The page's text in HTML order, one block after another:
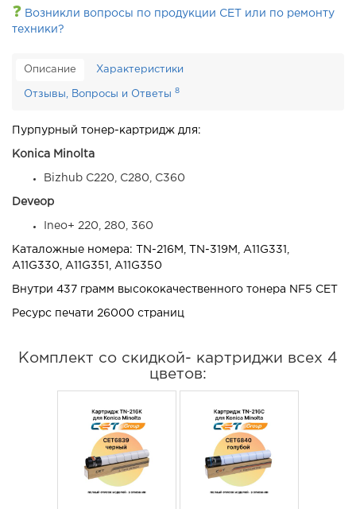
❓ Возникли вопросы по продукции CET или по ремонту
техники?
Описание Характеристики
Отзывы, Вопросы и Ответы 8
Пурпурный тонер-картридж для:
Konica Minolta
Bizhub C220, C280, C360
Deveop
Ineo+ 220, 280, 360
Каталожные номера: TN-216M, TN-319M, A11G331,
A11G330, A11G351, A11G350
Внутри 437 грамм высококачественного тонера NF5 CET
Ресурс печати 26000 страниц
Комплект со скидкой- картриджи всех 4
цветов: